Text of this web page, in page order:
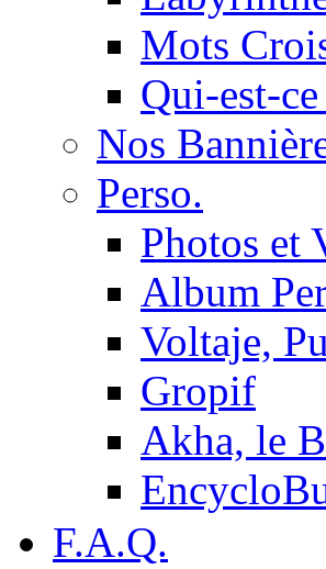
Mots
Qui-est-ce
Nos
Perso.
Photos et
Album
Voltaje,
Gropif
Akha, le
F.A.Q.